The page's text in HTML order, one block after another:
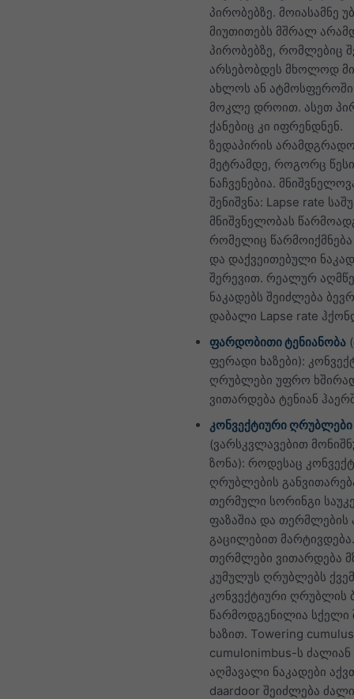
პირობებზე. მოიასამნე
მიუთითებს მშრალ
პირობებზე, რომლებიც
არსებობდეს მხოლოდ
ახლოს ან
მოკლე დროით. ასეთ
ქანებიც კი იფრენდნენ.
ზედაპირის
მეტრამდე, როგორც
ნაჩვენებია.
შენიშვნა: Lapse rate
მნიშვნელობას
რომელიც წარმოიქმნება
და დაქვეითებული
შერევით. რეალურ
ნაკადებს შეიძლება
დაბალი Lapse rate
ფარდობითი ტენიანობა
ფერადი ხაზები):
ღრუბლები უფრო
ვითარდება ტენიან
კონვექტიური ღრუბლები
(ვარსკვლავებით
ზონა): როდესაც
ღრუბლების
თერმული სორინგი
ფაზაშია და თერმლების
გაცილებით მარტივდება.
თერმლები ვითარდება
კუმულუს ღრუბლებს
კონვექტიური ღრუბლის
წარმოდგენილია სქელი
ხაზით. Towering
cumulonimbus-ს
აღმავალი ნაკადები
daardoor შეიძლება